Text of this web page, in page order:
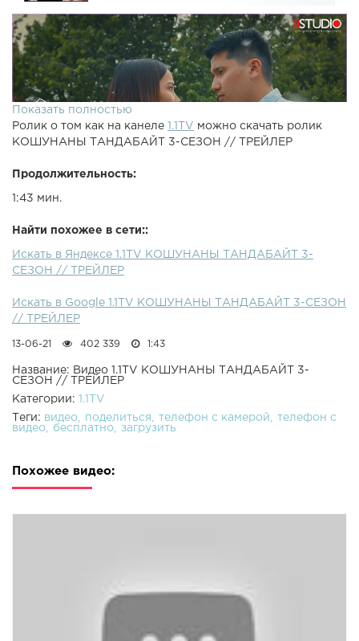
Показать полностью
Ролик о том как на канеле 1.1TV можно скачать ролик
КОШУНАНЫ ТАНДАБАЙТ 3-СЕЗОН // ТРЕЙЛЕР
Продолжительность:
1:43 мин.
Найти похожее в сети::
Искать в Яндексе 1.1TV КОШУНАНЫ ТАНДАБАЙТ 3-
СЕЗОН // ТРЕЙЛЕР
Искать в Google 1.1TV КОШУНАНЫ ТАНДАБАЙТ 3-СЕЗОН
// ТРЕЙЛЕР
13-06-21 402 339 1:43
Название: Видео 1.1TV КОШУНАНЫ ТАНДАБАЙТ 3-
СЕЗОН // ТРЕЙЛЕР
Категории: 1.1TV
Теги: видео поделиться телефон с камерой
телефон с
видео
бесплатно загрузить
Похожее видео: